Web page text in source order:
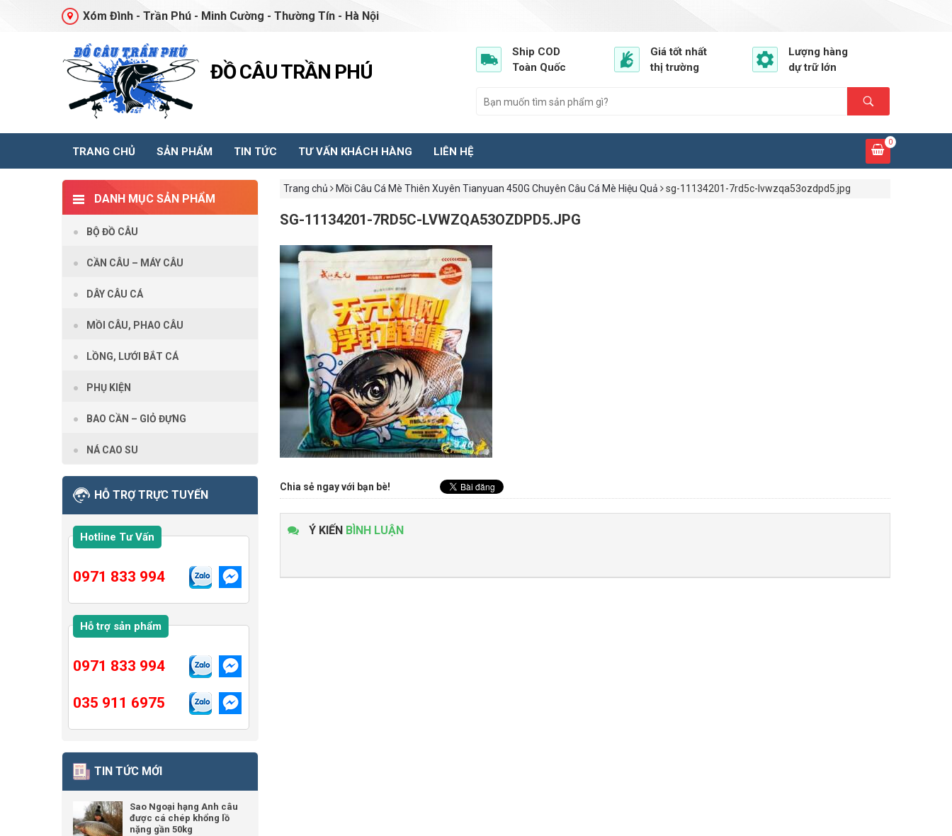
Xóm Đình - Trần Phú - Minh Cường - Thường Tín - Hà Nội
ĐỒ CÂU TRẦN PHÚ
Ship COD
Toàn Quốc
Giá tốt nhất
thị trường
Lượng hàng
dự trữ lớn
TRANG CHỦ SẢN PHẨM TIN TỨC TƯ VẤN KHÁCH HÀNG LIÊN HỆ
0
Trang chủ Mồi Câu Cá Mè Thiên Xuyên Tianyuan 450G Chuyên Câu Cá Mè Hiệu Quả sg-11134201-7rd5c-lvwzqa53ozdpd5.jpg
SG-11134201-7RD5C-LVWZQA53OZDPD5.JPG
Chia sẻ ngay với bạn bè!
Ý KIẾN BÌNH LUẬN
DANH MỤC SẢN PHẨM
BỘ ĐỒ CÂU
CẦN CÂU – MÁY CÂU
DÂY CÂU CÁ
MỒI CÂU, PHAO CÂU
LỒNG, LƯỚI BẮT CÁ
PHỤ KIỆN
BAO CẦN – GIỎ ĐỰNG
NÁ CAO SU
HỖ TRỢ TRỰC TUYẾN
Hotline Tư Vấn
0971 833 994
Hỗ trợ sản phẩm
0971 833 994
035 911 6975
TIN TỨC MỚI
Sao Ngoại hạng Anh câu
được cá chép khổng lồ
nặng gần 50kg